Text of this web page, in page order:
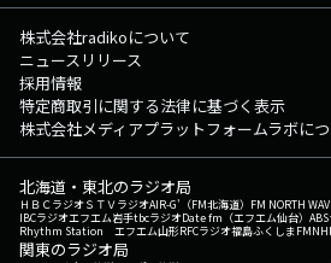
株式会社radikoについて
ニュースリリース
採用情報
特定商取引に関する法律に基づく表示
株式会社メディアプラットフォームラボに
北海道・東北のラジオ局
ＨＢＣラジオＳＴＶラジオAIR-G'（FM北海道） FM NORTH
IBCラジオエフエム岩手tbcラジオDate fm（エフエム仙台）
Rhythm Station エフエム山形RFCラジオ福島ふくしまFM
関東のラジオ局